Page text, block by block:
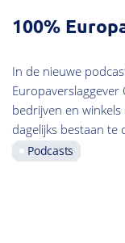
100%
In de nieuwe
Europaverslaggever
bedrijven en
dagelijks bestaan te
Podcasts